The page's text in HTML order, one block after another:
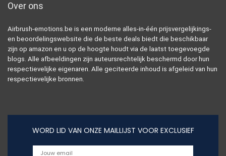
Over ons
Airbrush-emotions.be is een moderne alles-in-één prijsvergelijkings-
en beoordelingswebsite die de beste deals biedt die beschikbaar
zijn op amazon en u op de hoogte houdt via de laatst toegevoegde
blogs. Alle afbeeldingen zijn auteursrechtelijk beschermd door hun
respectievelijke eigenaren. Alle geciteerde inhoud is afgeleid van hun
respectievelijke bronnen.
WORD LID VAN ONZE MAILLIJST VOOR EXCLUSIEF